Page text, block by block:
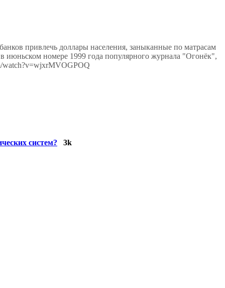
привлечь доллары населения, заныканные по матрасам
номере 1999 года популярного журнала "Огонёк",
watch?v=wjxrMVOGPOQ
систем? 3k